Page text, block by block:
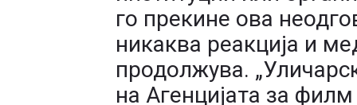
го прекине ова
никаква реакција и
продолжува.
на Агенцијата за